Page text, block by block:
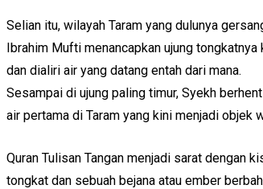
Selian itu, wilayah Taram yang dulunya
Ibrahim Mufti menancapkan ujung
dan dialiri air yang datang entah dari mana.
Sesampai di ujung paling timur, Syekh
air pertama di Taram yang kini menjadi objek
Quran Tulisan Tangan menjadi sarat dengan
tongkat dan sebuah bejana atau ember